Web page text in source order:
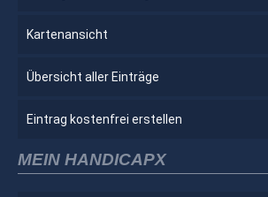
Kartenansicht
Übersicht aller Einträge
Eintrag kostenfrei erstellen
MEIN HANDICAPX